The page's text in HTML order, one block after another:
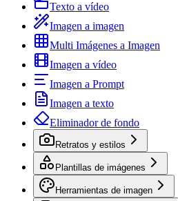
Texto a vídeo
Imagen a imagen
Multi Imágenes a Imagen
Imagen a vídeo
Imagen a Prompt
Imagen a texto
Eliminador de fondo
Retratos y estilos
Plantillas de imágenes
Herramientas de imagen